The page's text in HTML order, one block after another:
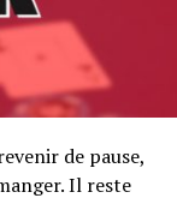
de pause,
Il reste